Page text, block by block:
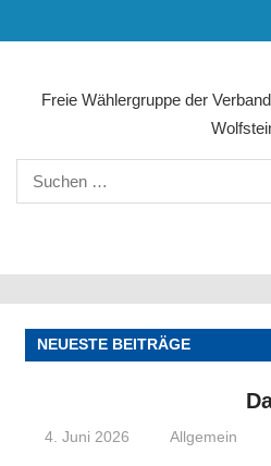
Inhalt
Freie Wählergruppe der
Suchen
nach:
NEUESTE BEITRÄGE
4. Juni 2026 Olaf
Allgemein